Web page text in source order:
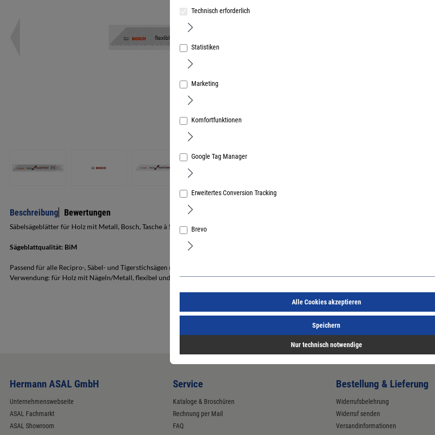
Beschreibung Bewertungen
Säbelsägeblätter für Holz mit Metall, Bosch, Tasche à 5 Stück.
Sägeblattqualität: BiM
Passend für alle Recipro-, Säbel- und Tigerstichsägen mit Universalschaft-Aufnahme.
Verwendung: für Holz mit Nägeln/Metall, flexibel und bruchresistent
Hermann ASAL GmbH
Unternehmenswebseite
ASAL Fachmarkt
ASAL Showroom
Service
Kataloge & Broschüren
Rechnung per Mail
FAQ
Bestellung & Lieferung
Widerrufsbelehrung
Widerruf senden
Versandinformationen
Technisch erforderlich
Statistiken
Marketing
Komfortfunktionen
Google Tag Manager
Erweitertes Conversion Tracking
Brevo
Alle Cookies akzeptieren
Speichern
Nur technisch notwendige